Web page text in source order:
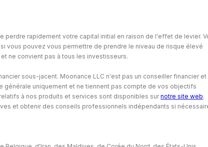
rapidement votre capital initial en raison de l'effet de levier.
vous pouvez vous permettre de prendre le niveau de risque élevé
ne convient pas à tous les investisseurs.
sous-jacent. Moonance LLC n'est pas un conseiller financier et
générale uniquement et ne tiennent pas compte de vos objectifs
à nos produits et services sont disponibles surnotre site web.
et obtenir des conseils professionnels indépendants si